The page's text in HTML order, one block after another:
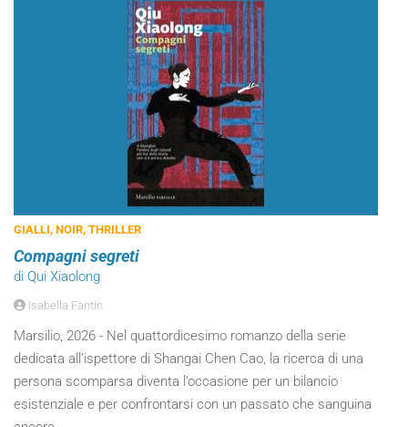
GIALLI, NOIR, THRILLER
Compagni segreti
di Qui Xiaolong
Isabella Fantin
Marsilio, 2026 - Nel quattordicesimo romanzo della serie
dedicata all’ispettore di Shangai Chen Cao, la ricerca di una
persona scomparsa diventa l’occasione per un bilancio
esistenziale e per confrontarsi con un passato che sanguina